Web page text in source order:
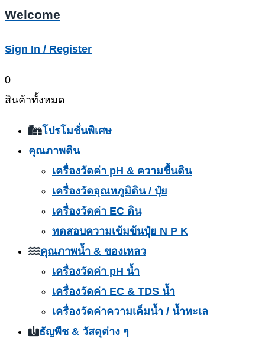
Welcome
Sign In / Register
0
สินค้าทั้งหมด
โปรโมชั่นพิเศษ
คุณภาพดิน
เครื่องวัดค่า pH & ความชื้นดิน
เครื่องวัดอุณหภูมิดิน / ปุ๋ย
เครื่องวัดค่า EC ดิน
ทดสอบความเข้มข้นปุ๋ย N P K
คุณภาพน้ำ & ของเหลว
เครื่องวัดค่า pH น้ำ
เครื่องวัดค่า EC & TDS น้ำ
เครื่องวัดค่าความเค็มน้ำ / น้ำทะเล
ธัญพืช & วัสดุต่าง ๆ